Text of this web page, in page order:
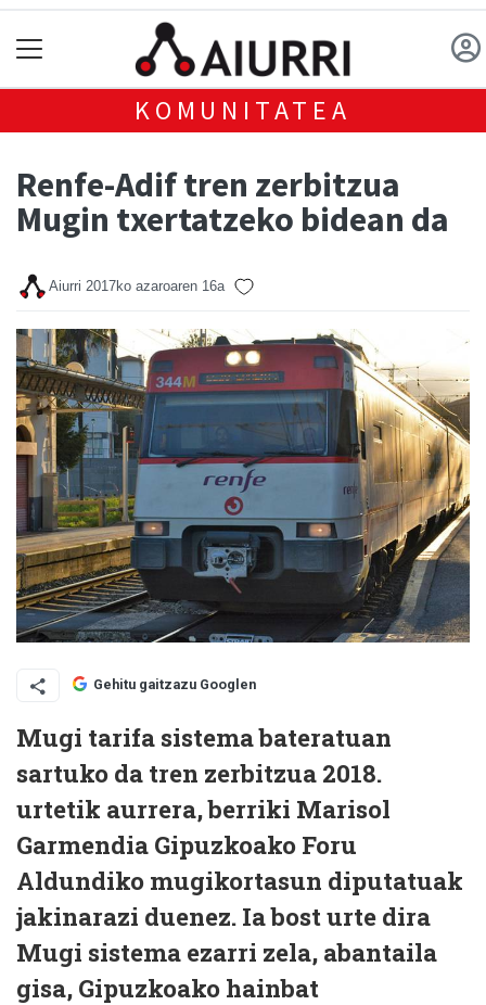
KOMUNITATEA
Renfe-Adif tren zerbitzua
Mugin txertatzeko bidean da
Aiurri 2017ko azaroaren 16a
Gehitu gaitzazu Googlen
Mugi tarifa sistema bateratuan
sartuko da tren zerbitzua 2018.
urtetik aurrera, berriki Marisol
Garmendia Gipuzkoako Foru
Aldundiko mugikortasun diputatuak
jakinarazi duenez. Ia bost urte dira
Mugi sistema ezarri zela, abantaila
gisa, Gipuzkoako hainbat